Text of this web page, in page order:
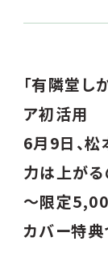
「有隣堂し
ア初活用
6月9日、松
力は上がる
～限定
カバー特典